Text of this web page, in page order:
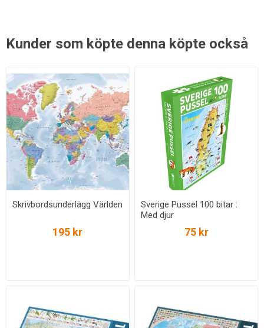
Kunder som köpte denna köpte också
Skrivbordsunderlägg Världen
195 kr
Sverige Pussel 100 bitar :
Med djur
75 kr